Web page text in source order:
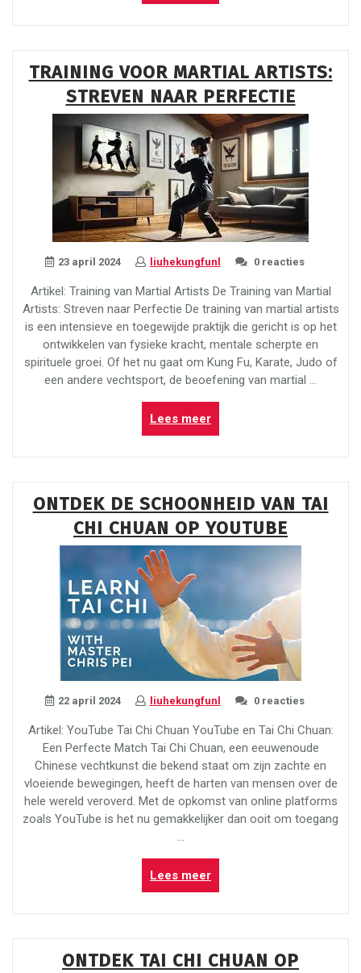
je
gezondheid
fysieke
training”
TRAINING VOOR MARTIAL ARTISTS:
STREVEN NAAR PERFECTIE
23 april 2024 liuhekungfunl 0 reacties
Artikel: Training van Martial Artists De Training van Martial
Artists: Streven naar Perfectie De training van martial artists
is een intensieve en toegewijde praktijk die gericht is op het
ontwikkelen van fysieke kracht, mentale scherpte en
spirituele groei. Of het nu gaat om Kung Fu, Karate, Judo of
een andere vechtsport, de beoefening van martial …
Lees meer“Training
voor
Martial
naar
Perfectie”
ONTDEK DE SCHOONHEID VAN TAI
CHI CHUAN OP YOUTUBE
22 april 2024 liuhekungfunl 0 reacties
Artikel: YouTube Tai Chi Chuan YouTube en Tai Chi Chuan:
Een Perfecte Match Tai Chi Chuan, een eeuwenoude
Chinese vechtkunst die bekend staat om zijn zachte en
vloeiende bewegingen, heeft de harten van mensen over de
hele wereld veroverd. Met de opkomst van online platforms
zoals YouTube is het nu gemakkelijker dan ooit om toegang
…
Lees meer“Ontdek
de
Schoonheid
Chi
ONTDEK TAI CHI CHUAN OP